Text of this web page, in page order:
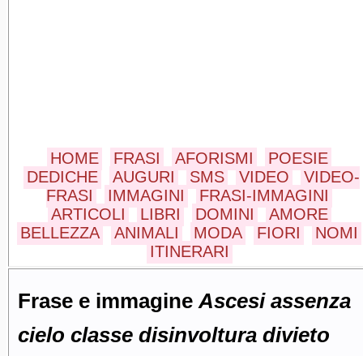
HOME FRASI AFORISMI
POESIE
DEDICHE
AUGURI SMS VIDEO
VIDEO-
FRASI
IMMAGINI
FRASI-IMMAGINI
ARTICOLI
LIBRI DOMINI
AMORE
BELLEZZA
ANIMALI MODA FIORI
NOMI
ITINERARI
Frase e immagineAscesi assenza
cielo classe disinvoltura divieto